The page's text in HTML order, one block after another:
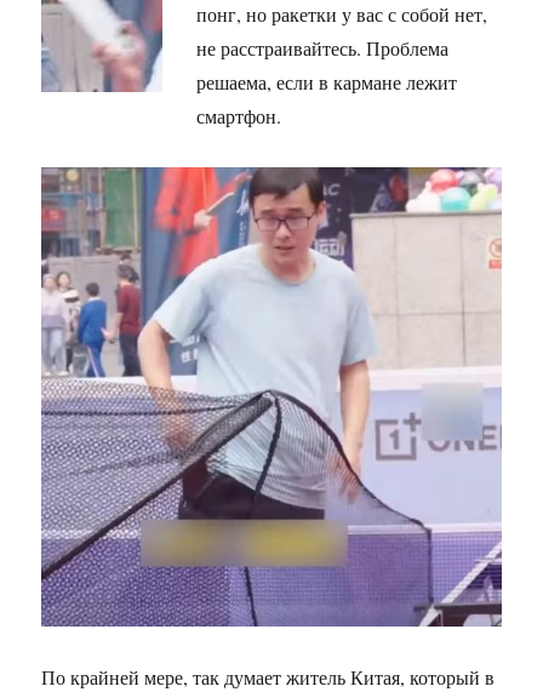
понг, но ракетки у вас с собой нет,
не расстраивайтесь. Проблема
решаема, если в кармане лежит
смартфон.
По крайней мере, так думает житель Китая, который в